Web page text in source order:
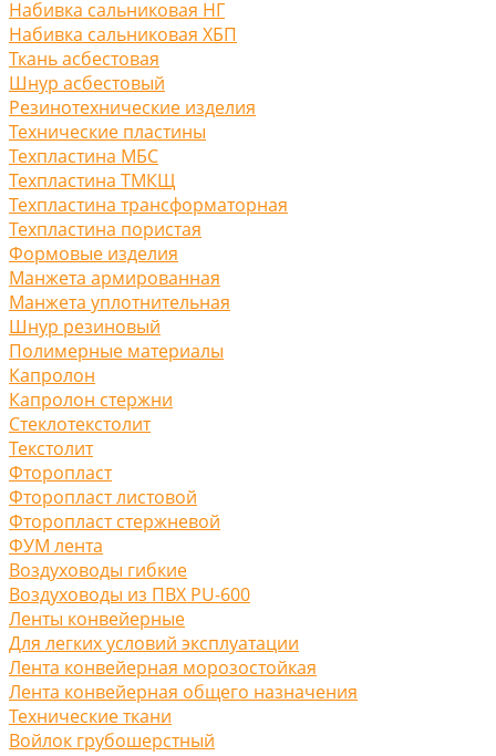
Набивка сальниковая НГ
Набивка сальниковая ХБП
Ткань асбестовая
Шнур асбестовый
Резинотехнические изделия
Технические пластины
Техпластина МБС
Техпластина ТМКЩ
Техпластина трансформаторная
Техпластина пористая
Формовые изделия
Манжета армированная
Манжета уплотнительная
Шнур резиновый
Полимерные материалы
Капролон
Капролон стержни
Стеклотекстолит
Текстолит
Фторопласт
Фторопласт листовой
Фторопласт стержневой
ФУМ лента
Воздуховоды гибкие
Воздуховоды из ПВХ PU-600
Ленты конвейерные
Для легких условий эксплуатации
Лента конвейерная морозостойкая
Лента конвейерная общего назначения
Технические ткани
Войлок грубошерстный